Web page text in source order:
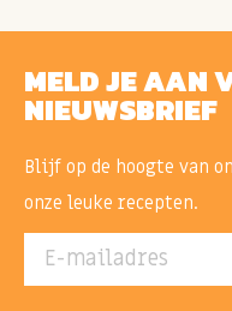
MELD JE AAN
NIEUWSBRIEF
Blijf op de hoogte van
onze leuke recepten.
E-mailadres